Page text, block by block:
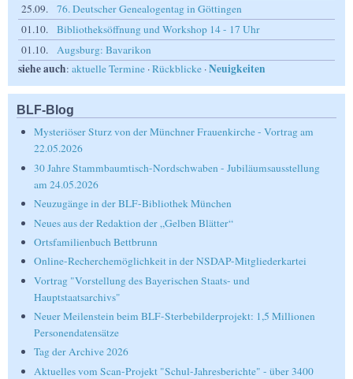
25.09.
76. Deutscher Genealogentag in Göttingen
01.10.
Bibliotheksöffnung und Workshop 14 - 17 Uhr
01.10.
Augsburg: Bavarikon
siehe auch: aktuelle Termine ·Rückblicke ·Neuigkeiten
BLF-Blog
Mysteriöser Sturz von der Münchner Frauenkirche - Vortrag am
22.05.2026
30 Jahre Stammbaumtisch-Nordschwaben - Jubiläumsausstellung
am 24.05.2026
Neuzugänge in der BLF-Bibliothek München
Neues aus der Redaktion der „Gelben Blätter“
Ortsfamilienbuch Bettbrunn
Online-Recherchemöglichkeit in der NSDAP-Mitgliederkartei
Vortrag "Vorstellung des Bayerischen Staats- und
Hauptstaatsarchivs"
Neuer Meilenstein beim BLF-Sterbebilderprojekt: 1,5 Millionen
Personendatensätze
Tag der Archive 2026
Aktuelles vom Scan-Projekt "Schul-Jahresberichte" - über 3400